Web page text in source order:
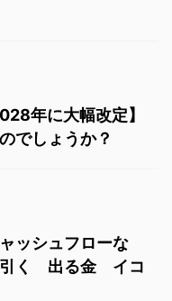
年に大幅改定】
でしょうか？
ッシュフローな
く 出る金 イコ